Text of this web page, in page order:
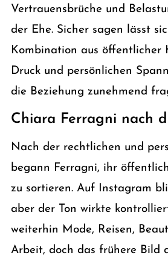
Vertrauensbrüche und
der Ehe. Sicher sagen lässt
Kombination aus öffentlicher
Druck und persönlichen
die Beziehung zunehmend
Chiara Ferragni nach
Nach der rechtlichen und
begann Ferragni, ihr
zu sortieren. Auf Instagram
aber der Ton wirkte
weiterhin Mode, Reisen,
Arbeit, doch das frühere Bild